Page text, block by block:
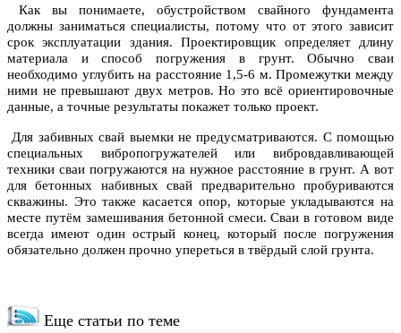
Как вы понимаете, обустройством свайного фундамента
должны заниматься специалисты, потому что от этого зависит
срок эксплуатации здания. Проектировщик определяет длину
материала и способ погружения в грунт. Обычно сваи
необходимо углубить на расстояние 1,5-6 м. Промежутки между
ними не превышают двух метров. Но это всё ориентировочные
данные, а точные результаты покажет только проект.
Для забивных свай выемки не предусматриваются. С помощью
специальных вибропогружателей или вибровдавливающей
техники сваи погружаются на нужное расстояние в грунт. А вот
для бетонных набивных свай предварительно пробуриваются
скважины. Это также касается опор, которые укладываются на
месте путём замешивания бетонной смеси. Сваи в готовом виде
всегда имеют один острый конец, который после погружения
обязательно должен прочно упереться в твёрдый слой грунта.
Еще статьи по теме